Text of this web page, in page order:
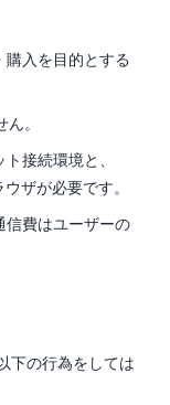
入を目的とする
。
接続環境と、
ザが必要です。
信費はユーザーの
下の行為をしては